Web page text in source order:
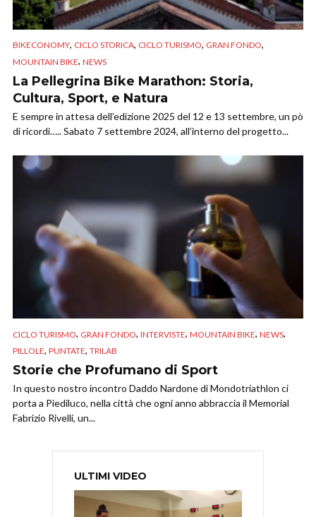
BIKECONOMY, CICLO STORICA, CICLO TURISMO, GRAN FONDO,
MOUNTAIN BIKE, NEWS
La Pellegrina Bike Marathon: Storia,
Cultura, Sport, e Natura
E sempre in attesa dell’edizione 2025 del 12 e 13 settembre, un pò
di ricordi….. Sabato 7 settembre 2024, all’interno del progetto...
CICLO TURISMO, GRAN FONDO, INTERVISTE, MOUNTAIN BIKE, NEWS,
PILLOLE, PUNTATE, TRILAB
Storie che Profumano di Sport
In questo nostro incontro Daddo Nardone di Mondotriathlon ci
porta a Piediluco, nella città che ogni anno abbraccia il Memorial
Fabrizio Rivelli, un...
ULTIMI VIDEO